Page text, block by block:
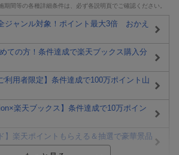
間等の各種詳細条件は、必ず各説明頁でご確認ください。
ジャンル対象！ポイント最大3倍 おかえ
めての方！条件達成で楽天ブックス購入分
利用者限定】条件達成で100万ポイント山
楽天ブックス】条件達成で10万ポイン
】楽天ポイントもらえる＆抽選で豪華景品